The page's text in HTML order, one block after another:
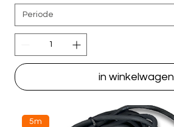
in winkelwagen
5m